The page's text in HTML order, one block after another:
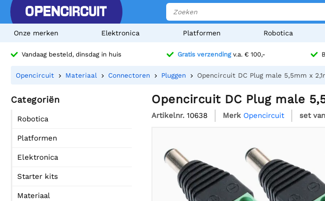
Onze merken Elektronica Platformen Robotica
Vandaag besteld, dinsdag in huis Gratis verzendingv.a. € 100,-
Opencircuit Materiaal Connectoren Pluggen Opencircuit DC Plug male 5,5mm x
Categoriën
Robotica
Platformen
Elektronica
Starter kits
Materiaal
Opencircuit DC Plug male
Artikelnr. 10638 Merk Opencircuit set